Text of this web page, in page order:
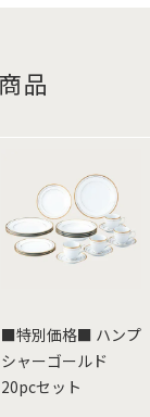
品
■特別価格■ ハンプ
シャーゴールド
20pcセット